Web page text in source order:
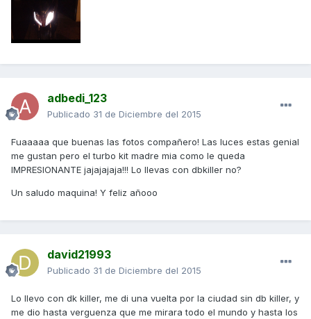
adbedi_123
Publicado 31 de Diciembre del 2015
Fuaaaaa que buenas las fotos compañero! Las luces estas genial
me gustan pero el turbo kit madre mia como le queda
IMPRESIONANTE jajajajaja!!! Lo llevas con dbkiller no?
Un saludo maquina! Y feliz añooo
david21993
Publicado 31 de Diciembre del 2015
Lo llevo con dk killer, me di una vuelta por la ciudad sin db killer, y
me dio hasta verguenza que me mirara todo el mundo y hasta los